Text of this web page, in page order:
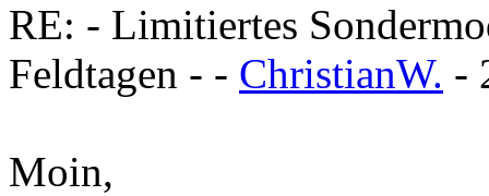
RE: - Limitiertes
Feldtagen - - ChristianW. -
Moin,